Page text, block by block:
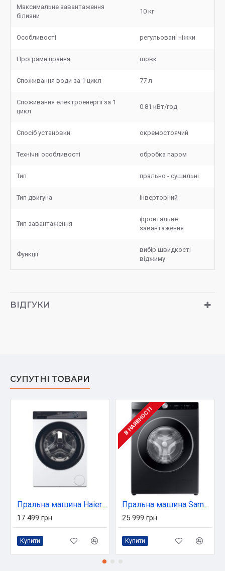
Максимальне завантаження
білизни
10 кг
Особливості регульовані ніжки
Програми прання шовк
Споживання води за 1 цикл 77 л
Споживання електроенергії за 1
цикл
0.81 кВт/год
Спосіб установки окремостоячий
Технічні особливості обробка паром
Тип прально - сушильні
Тип двигуна інверторний
Тип завантаження
фронтальне
завантаження
Функції
вибір швидкості
віджиму
ВІДГУКИ
СУПУТНІ ТОВАРИ
Пральна машина Haier HW70-B12929
17 499 грн
Купити
В НАЯВНОСТІ
Пральна машина Samsung WW90DG6G94LBUA
25 999 грн
Купити